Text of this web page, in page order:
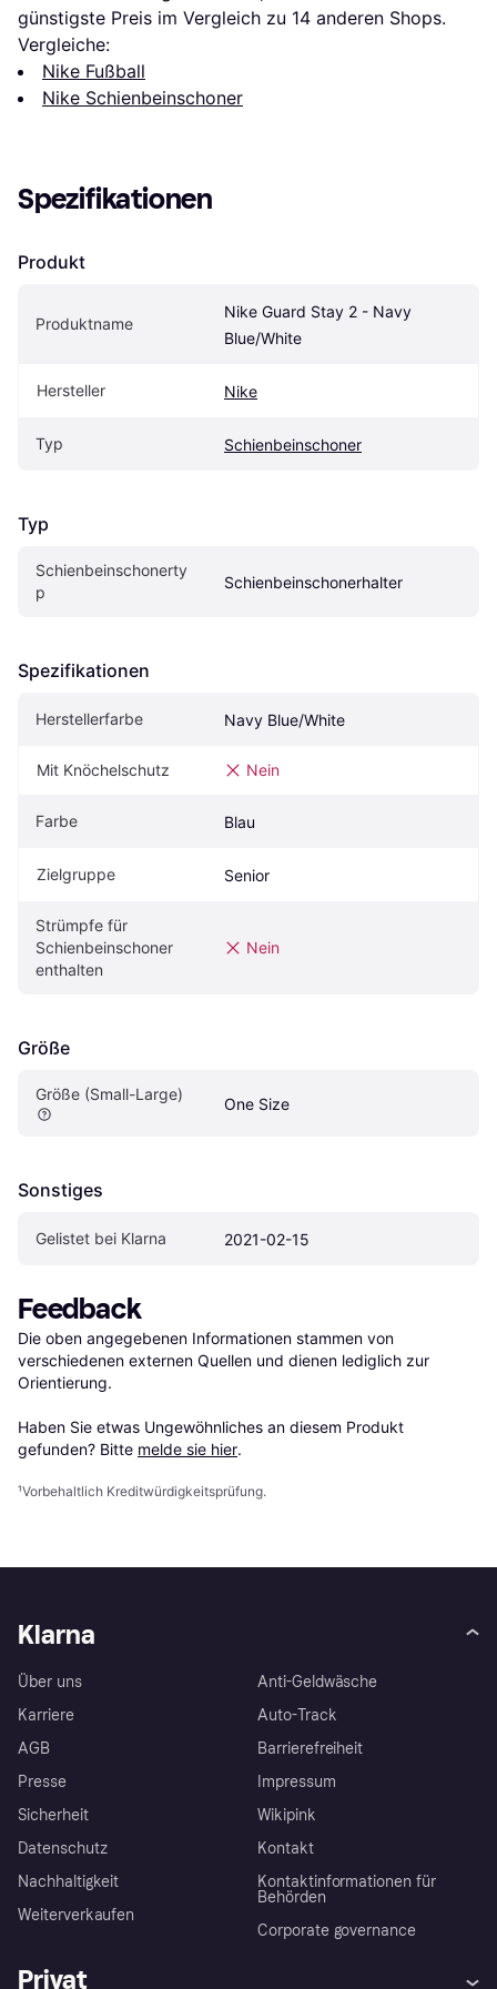
günstigste Preis im Vergleich zu 14 anderen Shops.
Vergleiche:
Nike Fußball
Nike Schienbeinschoner
Spezifikationen
Produkt
Produktname
Nike Guard Stay 2 - Navy
Blue/White
Hersteller Nike
Typ Schienbeinschoner
Typ
Schienbeinschonerty
p
Schienbeinschonerhalter
Spezifikationen
Herstellerfarbe Navy Blue/White
Mit Knöchelschutz Nein
Farbe Blau
Zielgruppe Senior
Strümpfe für
Schienbeinschoner
enthalten
Nein
Größe
Größe (Small-Large)
One Size
Sonstiges
Gelistet bei Klarna 2021-02-15
Feedback
Die oben angegebenen Informationen stammen von
verschiedenen externen Quellen und dienen lediglich zur
Orientierung.
Haben Sie etwas Ungewöhnliches an diesem Produkt
gefunden? Bitte melde sie hier.
¹Vorbehaltlich Kreditwürdigkeitsprüfung.
Klarna
Über uns
Karriere
AGB
Presse
Sicherheit
Datenschutz
Nachhaltigkeit
Weiterverkaufen
Anti-Geldwäsche
Auto-Track
Barrierefreiheit
Impressum
Wikipink
Kontakt
Kontaktinformationen für
Behörden
Corporate governance
Privat